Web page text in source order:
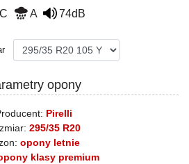
C A 74dB
opony
Pirelli
295/35 R20
opony letnie
klasy premium